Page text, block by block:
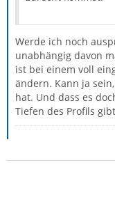
Werde ich noch
unabhängig davon
ist bei einem voll
ändern. Kann ja
hat. Und dass es
Tiefen des Profils